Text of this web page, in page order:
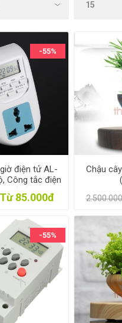
-55%
điện tử AL-
Công tắc điện
giờ đa năng
Từ 85.000đ
Chậu
-55%